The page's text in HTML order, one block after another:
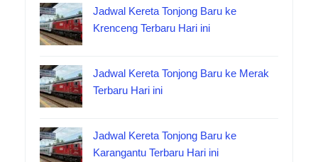
Jadwal Kereta Tonjong Baru ke
Krenceng Terbaru Hari ini
Jadwal Kereta Tonjong Baru ke Merak
Terbaru Hari ini
Jadwal Kereta Tonjong Baru ke
Karangantu Terbaru Hari ini